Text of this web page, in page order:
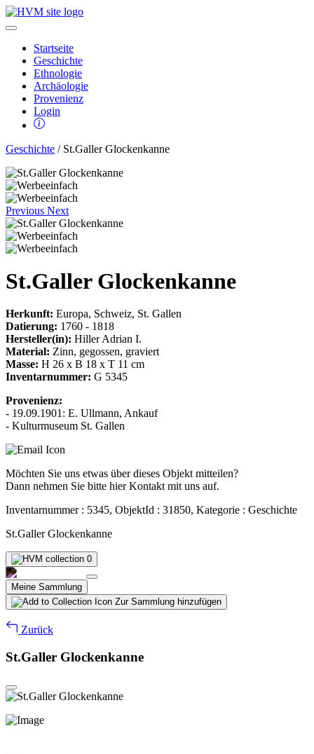
Startseite
Geschichte
Ethnologie
Archäologie
Provenienz
Login
Geschichte / St.Galler Glockenkanne
Previous Next
St.Galler Glockenkanne
Herkunft: Europa, Schweiz, St. Gallen
Datierung: 1760 - 1818
Hersteller(in): Hiller Adrian I.
Material: Zinn, gegossen, graviert
Masse: H 26 x B 18 x T 11 cm
Inventarnummer: G 5345
Provenienz:
- 19.09.1901: E. Ullmann, Ankauf
- Kulturmuseum St. Gallen
Möchten Sie uns etwas über dieses Objekt mitteilen?
Dann nehmen Sie bitte hier Kontakt mit uns auf.
Inventarnummer : 5345, ObjektId : 31850, Kategorie : Geschichte
St.Galler Glockenkanne
0
Meine Sammlung
Zur Sammlung hinzufügen
Zurück
St.Galler Glockenkanne